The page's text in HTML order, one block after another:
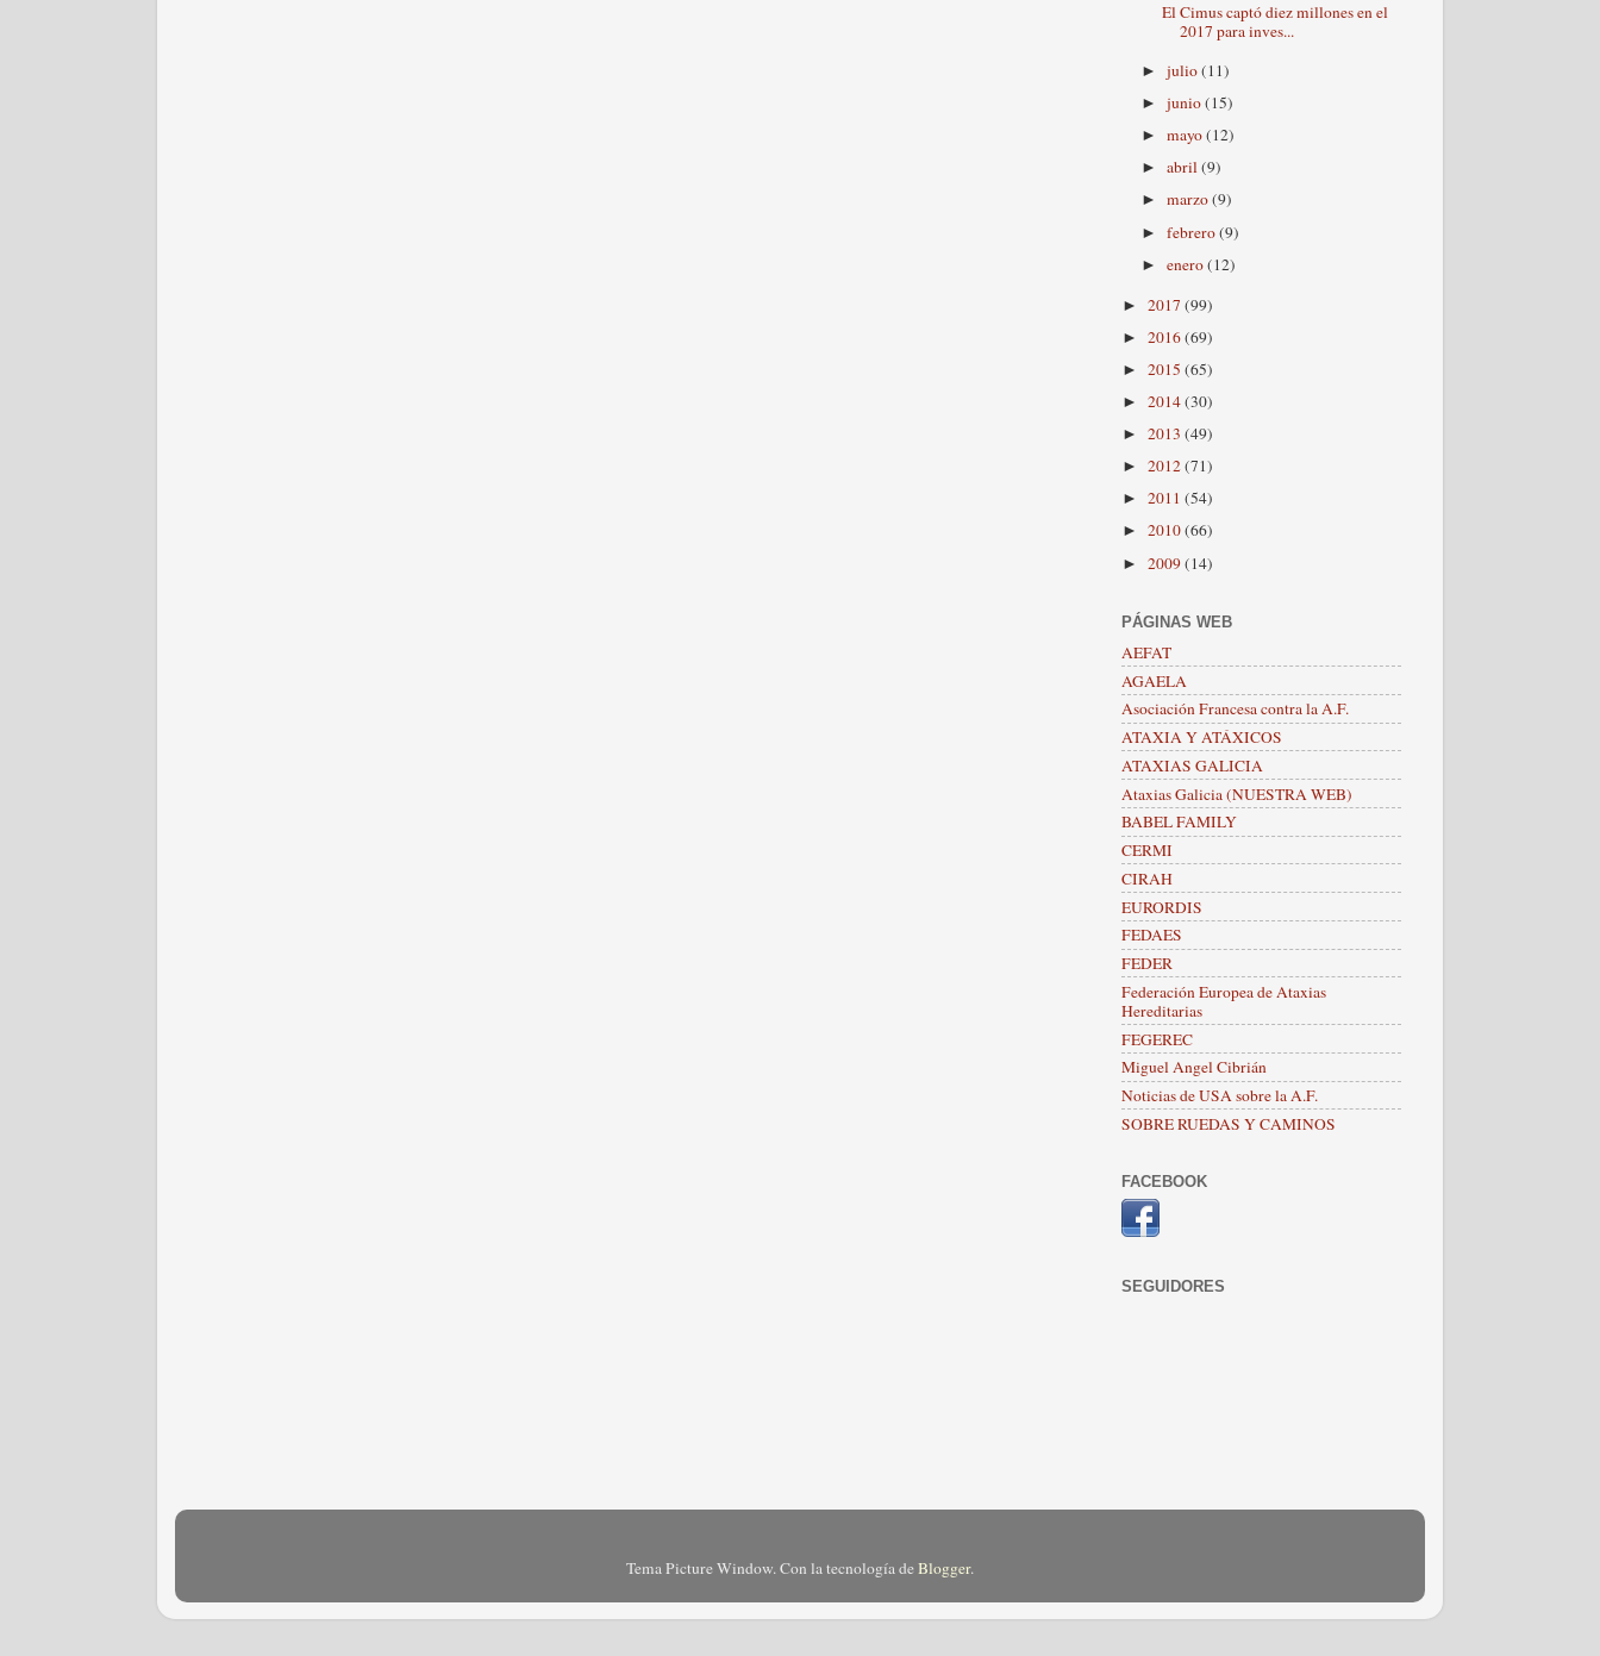
El Cimus captó diez millones en el
2017 para inves...
►julio(11)
►junio(15)
►mayo(12)
►abril(9)
►marzo(9)
►febrero(9)
►enero(12)
► 2017 (99)
► 2016(69)
► 2015 (65)
► 2014(30)
► 2013 (49)
► 2012(71)
► 2011 (54)
► 2010(66)
► 2009(14)
PÁGINAS WEB
AEFAT
AGAELA
Asociación Francesa contra la A.F.
ATAXIA Y ATÁXICOS
ATAXIAS GALICIA
Ataxias Galicia (NUESTRA WEB)
BABEL FAMILY
CERMI
CIRAH
EURORDIS
FEDAES
FEDER
Federación Europea de Ataxias
Hereditarias
FEGEREC
Miguel Angel Cibrián
Noticias de USA sobre la A.F.
SOBRE RUEDAS Y CAMINOS
FACEBOOK
SEGUIDORES
Tema Picture Window. Con la tecnología deBlogger.